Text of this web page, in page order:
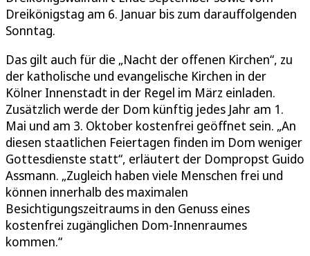
Dreikönigstag am 6. Januar bis zum darauffolgenden
Sonntag.
Das gilt auch für die „Nacht der offenen Kirchen“, zu
der katholische und evangelische Kirchen in der
Kölner Innenstadt in der Regel im März einladen.
Zusätzlich werde der Dom künftig jedes Jahr am 1.
Mai und am 3. Oktober kostenfrei geöffnet sein. „An
diesen staatlichen Feiertagen finden im Dom weniger
Gottesdienste statt“, erläutert der Dompropst Guido
Assmann. „Zugleich haben viele Menschen frei und
können innerhalb des maximalen
Besichtigungszeitraums in den Genuss eines
kostenfrei zugänglichen Dom-Innenraumes
kommen.“